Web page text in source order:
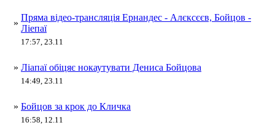
»
Пряма відео-трансляція Ернандес - Алєксєєв, Бойцов -
Ліепаї
17:57, 23.11
» Ліапаї обіцяє нокаутувати Дениса Бойцова
14:49, 23.11
» Бойцов за крок до Кличка
16:58, 12.11